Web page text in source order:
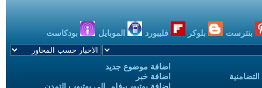
بنترست بلوكر فليبورد الموبايل بودكاست
اضافة موضوع جديد
اضافة خبر